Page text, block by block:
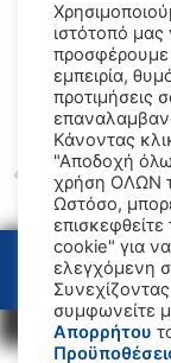
IMO reaffirms its
ιστότοπό μας
προσφέρουμε
εμπειρία,
προτιμήσεις
Κάνοντας
"Αποδοχή
χρήση ΟΛΩΝ
Ωστόσο,
επισκεφθείτε
cookie" για
ελεγχόμενη
συμφωνείτε
Απορρήτου